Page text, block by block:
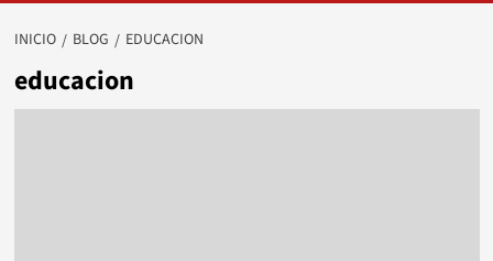
INICIO BLOG EDUCACION
educacion